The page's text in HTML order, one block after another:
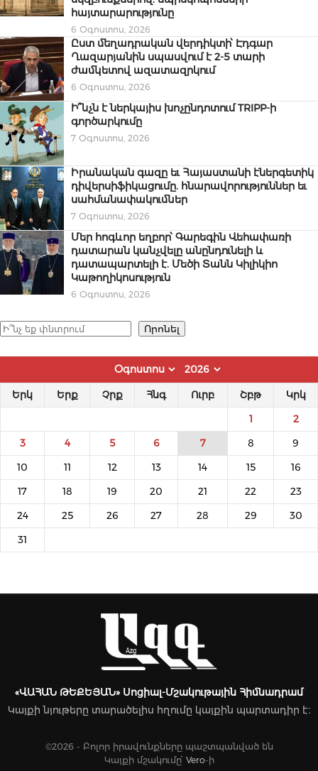
հայտարարությունը
6 Օգոստոս, 2026
Ըստ մեղադրական վերդիկտի՝ Էդգար
Ղազարյանին սպասվում է 2-5 տարի
ժամկետով ազատազրկում
6 Օգոստոս, 2026
Ի՞նչն է ներկայիս խոչընդոտում TRIPP-ի
գործարկումը
7 Օգոստոս, 2026
Իրանական գազը եւ Հայաստանի էներգետիկ
դիվերսիֆիկացումը. հնարավորություններ եւ
սահմանափակումներ
7 Օգոստոս, 2026
Մեր հոգևոր եղբոր՝ Գարեգին Վեհափառի
դատարան կանչվելը անընդունելի և
դատապարտելի է. Մեծի Տանն Կիլիկիո
Կաթողիկոսություն
6 Օգոստոս, 2026
Որոնել Որոնել
Երկ Երք Չրք Հնգ Ուրբ Շբթ Կրկ
1 2
3 4 5 6 7 8 9
10 11 12 13 14 15 16
17 18 19 20 21 22 23
24 25 26 27 28 29 30
31
«ՎԱՀԱՆ ԹԵՔԵՅԱՆ» Սոցիալ-Մշակութային Հիմնադրամ
Կայքի նյութերը տարածելիս հղումը կայքին պարտադիր է։
©2026 - Բոլոր իրավունքները պաշտպանված են
Կայքի մշակումը՝ Vero-ի